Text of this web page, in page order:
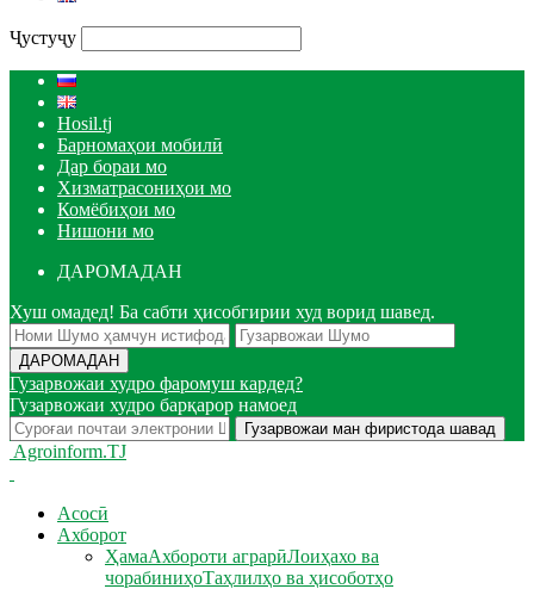
Ҷустуҷу
Hosil.tj
Барномаҳои мобилӣ
Дар бораи мо
Хизматрасониҳои мо
Комёбиҳои мо
Нишони мо
ДАРОМАДАН
Хуш омадед! Ба сабти ҳисобгирии худ ворид шавед.
Гузарвожаи худро фаромуш кардед?
Гузарвожаи худро барқарор намоед
Agroinform.TJ
Асосӣ
Ахборот
ҲамаАхбороти аграрӣЛоиҳахо ва
чорабиниҳоТаҳлилҳо ва ҳисоботҳо